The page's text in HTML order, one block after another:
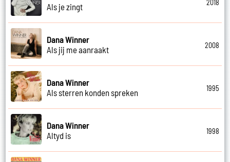
Als je zingt
2018
Dana Winner
Als jij me aanraakt
2008
Dana Winner
Als sterren konden spreken
1995
Dana Winner
Altyd is
1998